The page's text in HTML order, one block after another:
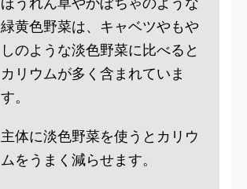
緑黄色野菜は、キャベツやもや
しのような淡色野菜に比べると
カリウムが多く含まれていま
す。
主体に淡色野菜を使うとカリウ
ムをうまく減らせます。